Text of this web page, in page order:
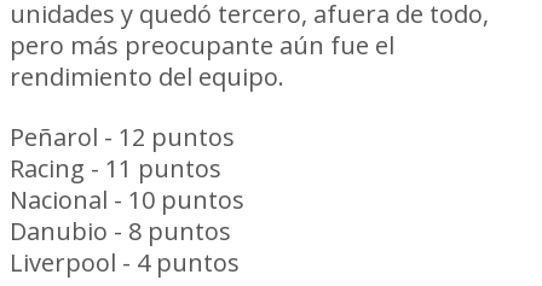
unidades y quedó tercero, afuera de todo,
pero más preocupante aún fue el
rendimiento del equipo.
Peñarol - 12 puntos
Racing - 11 puntos
Nacional - 10 puntos
Danubio - 8 puntos
Liverpool - 4 puntos